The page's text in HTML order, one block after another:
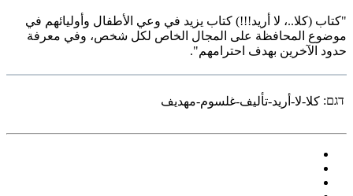
"كتاب (كلا..، لا أريد!!!) كتاب يزيد في وعي الأطفال وأوليائهم في
موضوع المحافظة على المجال الخاص لكل شخص، وفي معرفة
حدود الآخرين بهدف احترامهم".
דגם: كلا-لا-أريد-تأليف-غلسوم-مهديف